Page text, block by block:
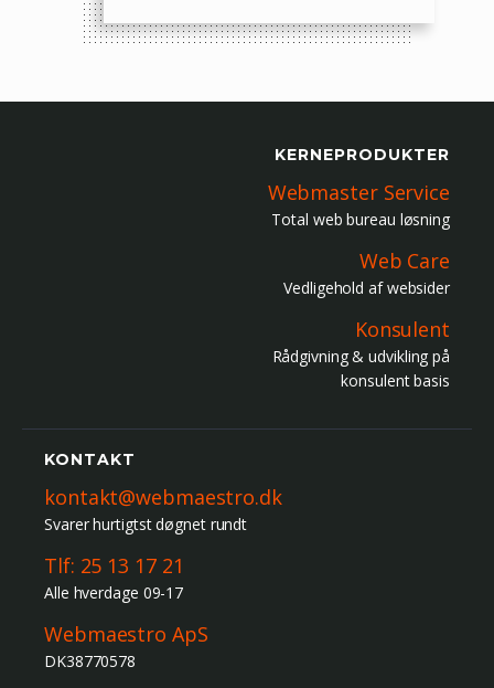
KERNEPRODUKTER
Webmaster Service
Total web bureau løsning
Web Care
Vedligehold af websider
Konsulent
Rådgivning & udvikling på
konsulent basis
KONTAKT
kontakt@webmaestro.dk
Svarer hurtigtst døgnet rundt
Tlf: 25 13 17 21
Alle hverdage 09-17
Webmaestro ApS
DK38770578